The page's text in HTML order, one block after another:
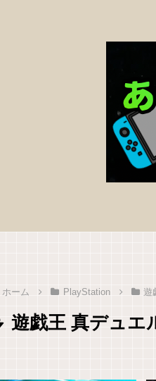
ホーム PlayStation 遊
遊戯王 真デュエ